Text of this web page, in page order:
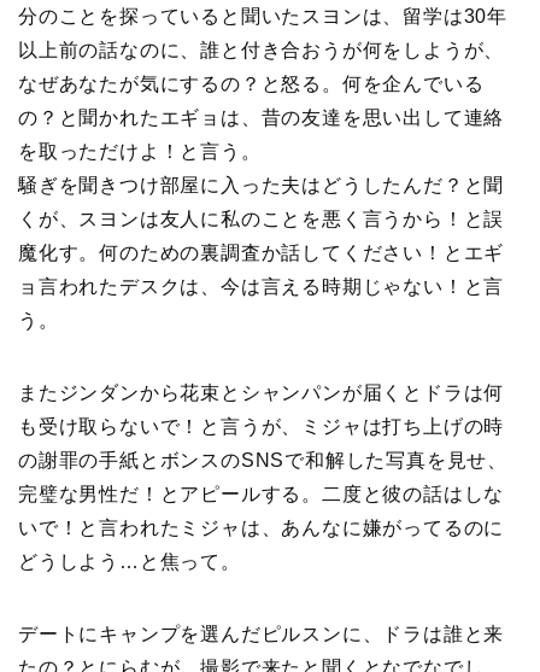
分のことを探っていると聞いたスヨンは、留学は30年
以上前の話なのに、誰と付き合おうが何をしようが、
なぜあなたが気にするの？と怒る。何を企んでいる
の？と聞かれたエギョは、昔の友達を思い出して連絡
を取っただけよ！と言う。
騒ぎを聞きつけ部屋に入った夫はどうしたんだ？と聞
くが、スヨンは友人に私のことを悪く言うから！と誤
魔化す。何のための裏調査か話してください！とエギ
ョ言われたデスクは、今は言える時期じゃない！と言
う。
またジンダンから花束とシャンパンが届くとドラは何
も受け取らないで！と言うが、ミジャは打ち上げの時
の謝罪の手紙とボンスのSNSで和解した写真を見せ、
完璧な男性だ！とアピールする。二度と彼の話はしな
いで！と言われたミジャは、あんなに嫌がってるのに
どうしよう…と焦って。
デートにキャンプを選んだピルスンに、ドラは誰と来